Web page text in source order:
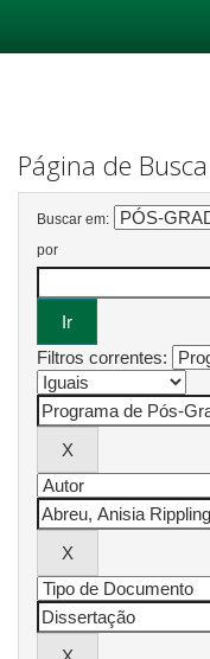
Página de Busca
Buscar em:
por
Filtros correntes: